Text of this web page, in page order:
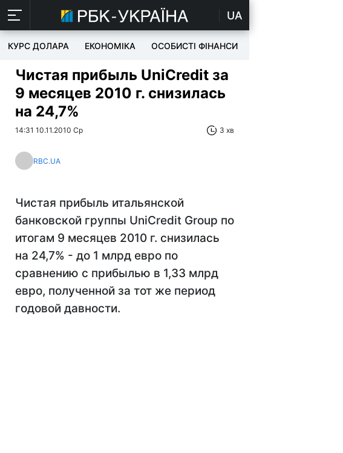
UA
КУРС ДОЛАРА ЕКОНОМІКА ОСОБИСТІ ФІНАНСИ
Чистая прибыль UniCredit за
9 месяцев 2010 г. снизилась
на 24,7%
14:31 10.11.2010 Ср 3 хв
RBC.UA
Чистая прибыль итальянской
банковской группы UniCredit Group по
итогам 9 месяцев 2010 г. снизилась
на 24,7% - до 1 млрд евро по
сравнению с прибылью в 1,33 млрд
евро, полученной за тот же период
годовой давности.